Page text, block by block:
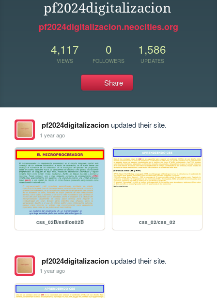
pf2024digitalizacion
pf2024digitalizacion.neocities.org
4,117
VIEWS
0
FOLLOWERS
1,586
UPDATES
Share
pf2024digitalizacionupdated their site.
1 year ago
css_02B/estilos02B css_02/css_02
pf2024digitalizacionupdated their site.
1 year ago